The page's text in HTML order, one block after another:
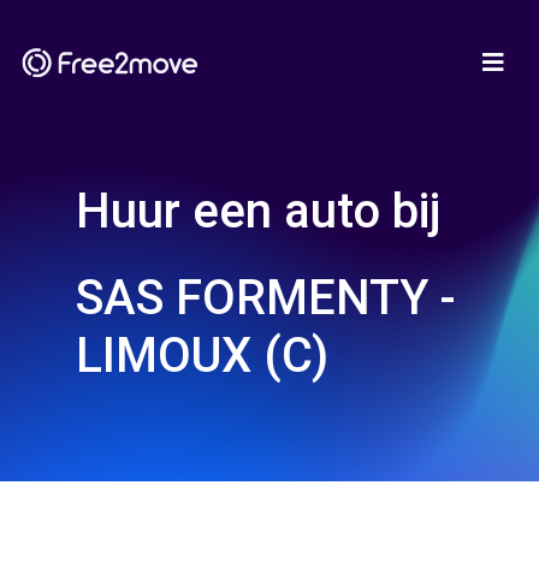
Huur een auto bij
SAS FORMENTY -
LIMOUX (C)